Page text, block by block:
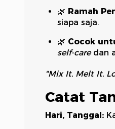
🌿 Ramah
siapa saja.
🌿 Cocok
self-caredan
"Mix It. Melt It.
Catat
Hari, Tanggal: